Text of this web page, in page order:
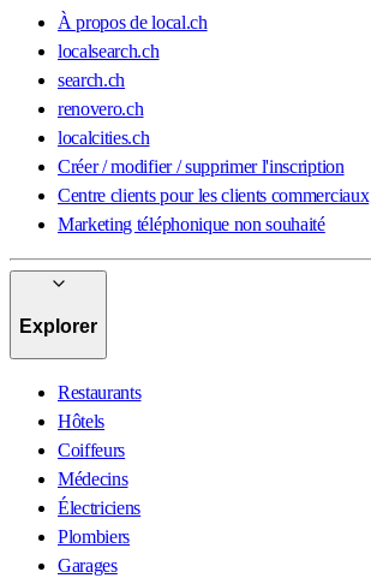
À propos de local.ch
localsearch.ch
search.ch
renovero.ch
localcities.ch
Créer / modifier / supprimer l'inscription
Centre clients pour les clients commerciaux
Marketing téléphonique non souhaité
Explorer
Restaurants
Hôtels
Coiffeurs
Médecins
Électriciens
Plombiers
Garages